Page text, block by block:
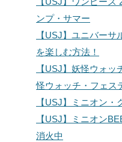
ンプ・サマー
【USJ】ユニバー
を楽しむ方法！
【USJ】妖怪ウォッ
怪ウォッチ・フェス
【USJ】ミニオン
【USJ】ミニオン
消火中